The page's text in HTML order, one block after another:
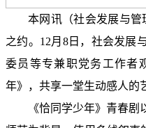
本网讯（社会发展与管
之约。 12月 8日， 社会发展
委员等专兼职党务工作者
年》，共享一堂生动感人的
《恰同学少年》青春